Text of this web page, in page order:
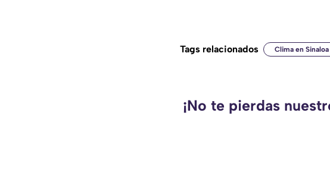
Tags relacionados Clima en Sinaloa
¡No te pierdas